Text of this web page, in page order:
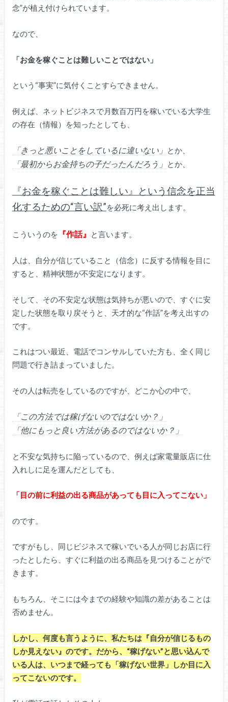
念”が植え付けられています。
なので、
「お金を稼ぐことは難しいことではない」
という“事実”に気付くことすらできません。
例えば、ネットビジネスで月数百万円を稼いでいる大学生
の存在（情報）を知ったとしても、
「きっと悪いことをしているに違いない」 とか、
「最初からお金持ちの子だったんだろう」 とか、
『お金を稼ぐことは難しい』という信念を正当
化するための“言い訳”を必死に考え出します。
こういうのを 『作話』 と言います。
人は、自分が信じていること（信念）に反する情報を目に
すると、精神状態が不安定になります。
そして、その不安定な状態は気持ちが悪いので、すぐに安
定した状態を取り戻そうと、天才的な“作話”を考え出すの
です。
これはつい最近、電話でコンサルしていた方も、全く同じ
問題で行き詰まっていました。
その人は転売をしているのですが、どこか心の中で、
「この方法では稼げないのではないか？」
「他にもっと良い方法があるのではないか？」
と不安な気持ちに陥っているので、例えば家電量販店に仕
入れしに足を運んだとしても、
「目の前に利益の出る商品があっても目に入ってこない」
のです。
ですがもし、同じビジネスで稼いでいる人が同じお店に行
ったとしたら、すぐに利益の出る商品を見つけることがで
きます。
もちろん、そこには今までの経験や知識の差があることは
否めません。
しかし、何度も言うように、私たちは『自分が信じるもの
しか見えない』のです。だから、“稼げない”と思い込んで
いる人は、いつまで経っても「稼げない世界」しか目に入
ってこないのです。